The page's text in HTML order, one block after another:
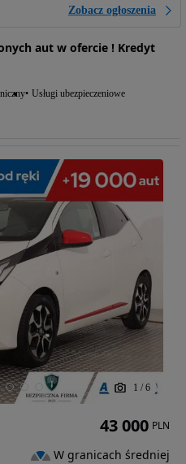
Zobacz ogłoszenia
aut w ofercie ! Kredyt
Usługi ubezpieczeniowe
1 / 6
43 000 PLN
W granicach średniej